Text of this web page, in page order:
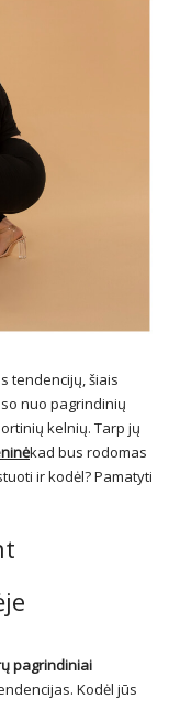
tendencijų, šiais
nuo pagrindinių
kelnių. Tarp jų
kad bus rodomas
ir kodėl? Pamatyti
pagrindiniai
Kodėl jūs